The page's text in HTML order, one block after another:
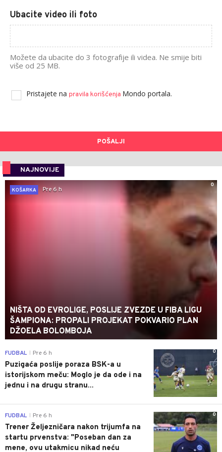
Ubacite video ili foto
Možete da ubacite do 3 fotografije ili videa. Ne smije biti
više od 25 MB.
Pristajete na pravila korišćenja Mondo portala.
POŠALJI
NAJNOVIJE
0
KOŠARKA
Pre 6 h
NIŠTA OD EVROLIGE, POSLIJE ZVEZDE U FIBA LIGU
ŠAMPIONA: PROPALI PROJEKAT POKVARIO PLAN
DŽOELA BOLOMBOJA
0
FUDBAL Pre 6 h
Puzigaća poslije poraza BSK-a u
istorijskom meču: Moglo je da ode i na
jednu i na drugu stranu...
0
FUDBAL Pre 6 h
Trener Željezničara nakon trijumfa na
startu prvenstva: "Poseban dan za
mene, ovu utakmicu nikad neću